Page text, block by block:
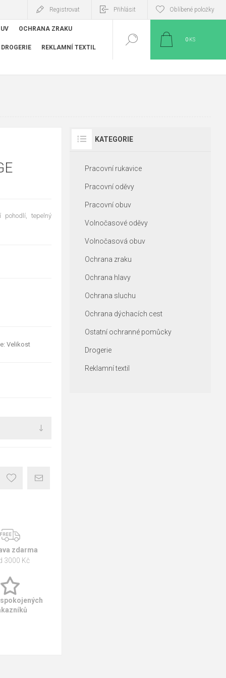
Registrovat Přihlásit Oblíbené položky
OCHRANA ZRAKU
DROGERIE REKLAMNÍ TEXTIL
0 KS
pohodlí, tepelný
Velikost
zdarma
3000 Kč
KATEGORIE
Pracovní rukavice
Pracovní oděvy
Pracovní obuv
Volnočasové oděvy
Volnočasová obuv
Ochrana zraku
Ochrana hlavy
Ochrana sluchu
Ochrana dýchacích cest
Ostatní ochranné pomůcky
Drogerie
Reklamní textil